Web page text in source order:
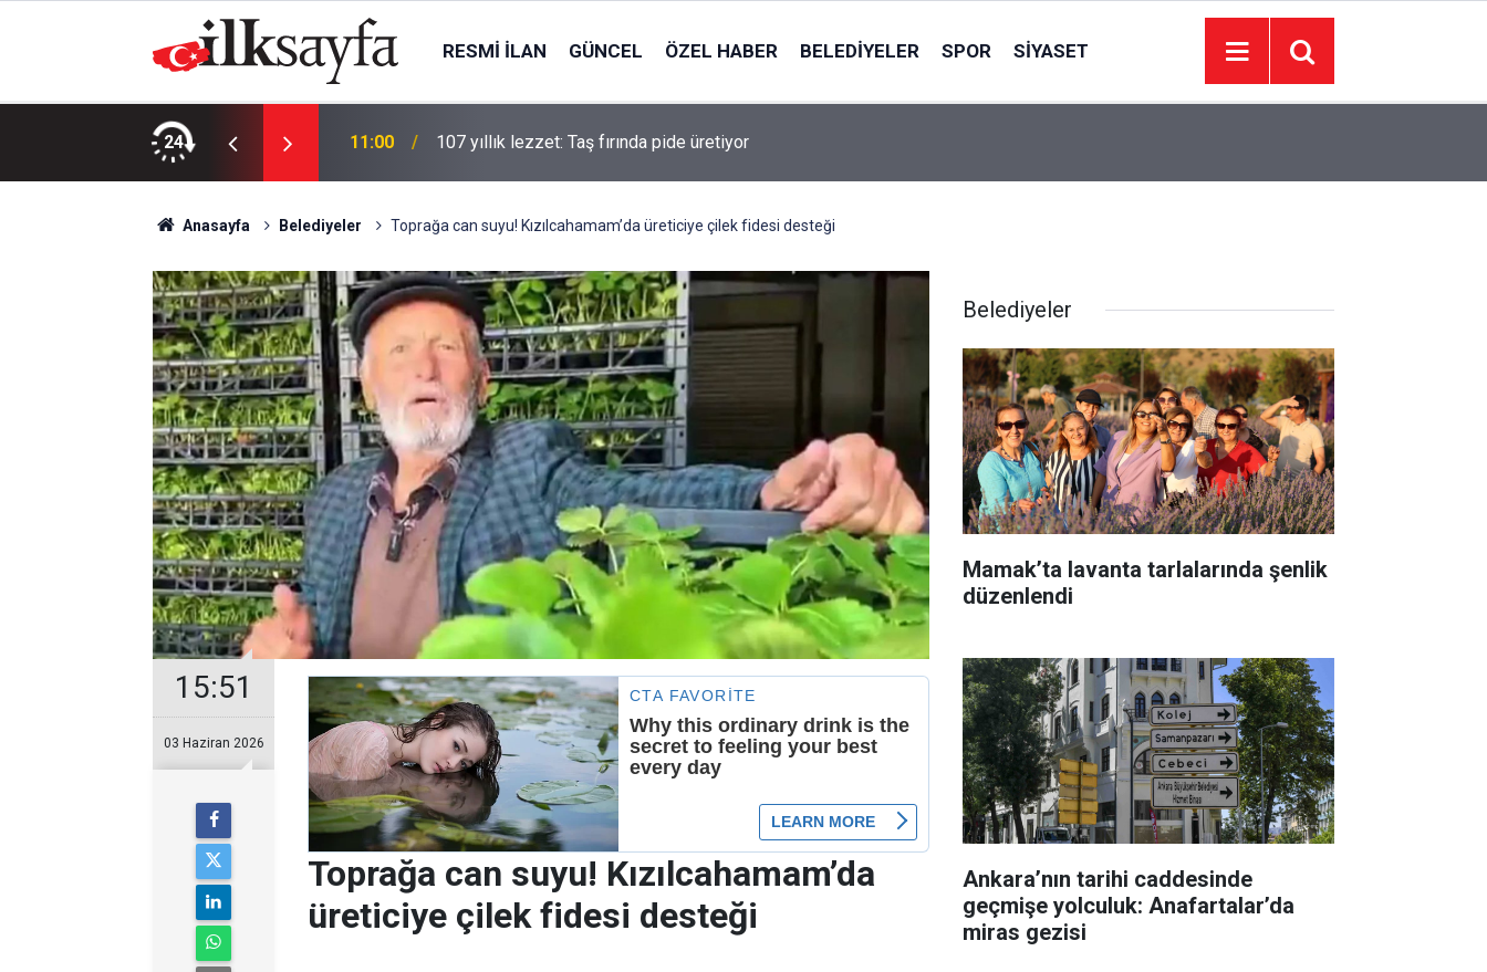
RESMI İLAN GÜNCEL ÖZEL HABER BELEDIYELER SPOR SIYASET
24
uyardı; 2 kuzen tutuklandı 11:00 107 yıllık lezzet: Taş fırında pide üretiyor
Anasayfa Belediyeler Toprağa can suyu! Kızılcahamam’da üreticiye çilek fidesi desteği
15:51
03 Haziran 2026
Toprağa can suyu! Kızılcahamam’da
üreticiye çilek fidesi desteği
Belediyeler
Mamak’ta lavanta tarlalarında şenlik
düzenlendi
Ankara’nın tarihi caddesinde
geçmişe yolculuk: Anafartalar’da
miras gezisi